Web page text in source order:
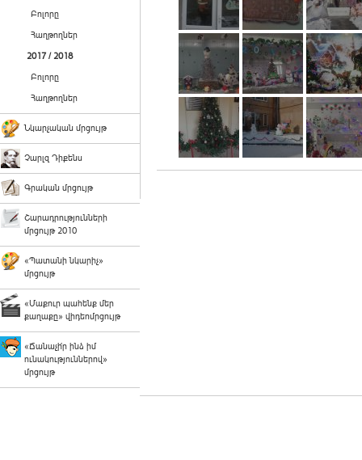
Բոլորը
Հաղթողներ
2017 / 2018
Բոլորը
Հաղթողներ
Նկարչական մրցույթ
Չարլզ Դիքենս
Գրական մրցույթ
Շարադրությունների
մրցույթ 2010
«Պատանի նկարիչ»
մրցույթ
«Մաքուր պահենք մեր
քաղաքը» վիդեոմրցույթ
«Ճանաչի՛ր ինձ իմ
ունակություններով»
մրցույթ